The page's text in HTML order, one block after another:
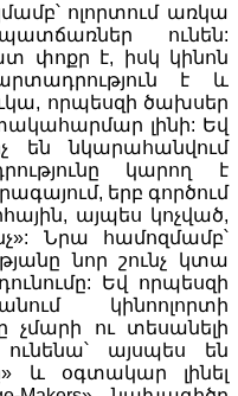
ոլորտում առկա
ունեն:
փոքր է, իսկ կինոն
է և
որպեսզի ծախսեր
լինի: Եվ
են նկարահանվում
կարող է
երբ գործում
այպես կոչված,
Նրա համոզմամբ՝
նոր շունչ կտա
Եվ որպեսզի
կինոոլորտի
չմարի ու տեսանելի
այսպես են
և օգտակար լինել